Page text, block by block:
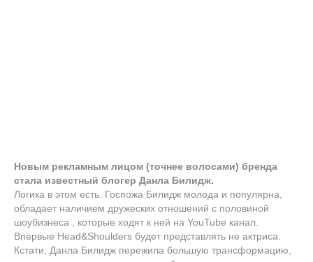
Новым рекламным лицом (точнее волосами) бренда
стала известный блогер Данла Билидж.
Логика в этом есть. Госпожа Билидж молода и популярна,
обладает наличием дружеских отношений с половиной
шоубизнеса , которые ходят к ней на YouTube канал.
Впервые Head&Shoulders будет представлять не актриса.
Кстати, Данла Билидж пережила большую трансформацию,